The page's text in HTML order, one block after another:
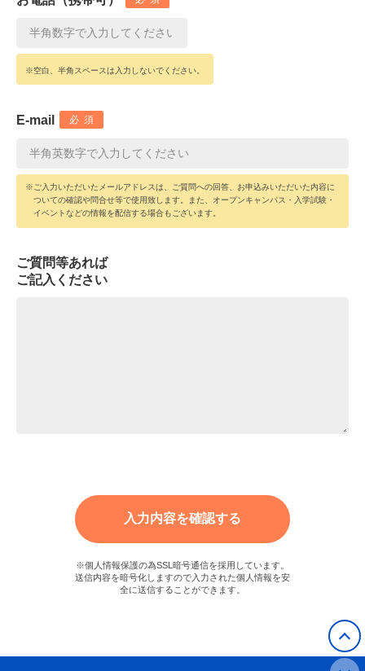
※空白、半角スペースは入力しないでください。
E-mail 必須
※ご入力いただいたメールアドレスは、ご質問への回答、お申込みいただいた内容に
ついての確認や問合せ等で使用致します。また、オープンキャンパス・入学試験・
イベントなどの情報を配信する場合もございます。
ご質問等あれば
ご記入ください
※個人情報保護の為SSL暗号通信を採用しています。
送信内容を暗号化しますので入力された個人情報を安
全に送信することができます。